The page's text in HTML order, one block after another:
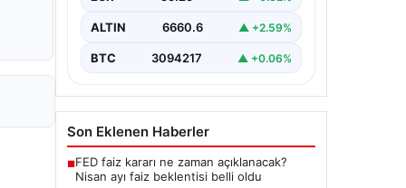
ALTIN 6660.6 ▲ +2.59%
BTC 3094217 ▲ +0.06%
Son Eklenen Haberler
■FED faiz kararı ne zaman açıklanacak?
Nisan ayı faiz beklentisi belli oldu